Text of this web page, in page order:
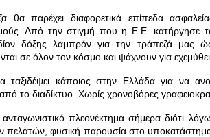
παρέχει διαφορετικά επίπεδα
Από την στιγμή που η Ε.Ε. κατήργησε
δόξης λαμπρόν για την τράπεζά μας
σε όλον τον κόσμο και ψάχνουν για
ταξιδέψει κάποιος στην Ελλάδα για να
το διαδίκτυο. Χωρίς χρονοβόρες
πλεονέκτημα σήμερα διότι
πελατών, φυσική παρουσία στο